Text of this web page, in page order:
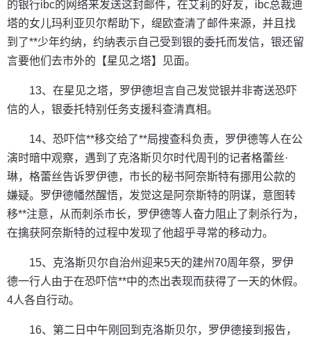
的银行ibc的网络来发送这封邮件，在艾莉的好友，ibc总裁迪
塔的女儿玛利亚贝尔帮助下，缇欧查清了邮件来源，并且找
到了**少年约纳，约纳表示自己受到银的委托而发信，银还留
言要他们去市外的【星见之塔】见面。
13、在星见之塔，罗伊德坦言自己发觉银并非寄送恐吓
信的人，银委托特别任务支援科查清真相。
14、恐吓信**移交给了**局搜查科负责，罗伊德等人在公
演时暗中观察，遇到了克洛斯贝尔时代周刊的记者格蕾丝·
琳，格蕾丝告诉罗伊德，市长的秘书阿奈斯特有挪用公款的
嫌疑。罗伊德幡然醒悟，发觉这是阿奈斯特的阴谋，意图转
移**注意，从而刺杀市长，罗伊德等人奋力阻止了刺杀行为，
在擒获阿奈斯特的过程中发现了他超乎寻常的移动力。
15、克洛斯贝尔自治州迎来5天的建州70周年祭，罗伊
德一行人由于在恐吓信**中的杰出表现而获得了一天的休假。
4人各自行动。
16、第二日中午刚回到克洛斯贝尔，罗伊德接到报告，